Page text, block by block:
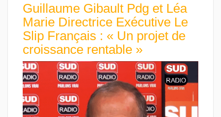
Guillaume Gibault Pdg et Léa
Marie Directrice Exécutive Le
Slip Français : « Un projet de
croissance rentable »